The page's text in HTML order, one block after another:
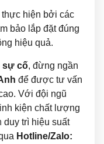
hiện bởi các
bảo lắp đặt đúng
hiệu quả.
sự cố, đừng ngần
để được tư vấn
Với đội ngũ
kiện chất lượng
duy trì hiệu suất
Hotline/Zalo: